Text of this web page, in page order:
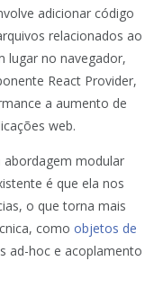
adicionar código
relacionados ao
lugar no navegador,
React Provider,
a aumento de
web.
modular
é que ela nos
o que torna mais
como objetos de
ad-hoc e acoplamento